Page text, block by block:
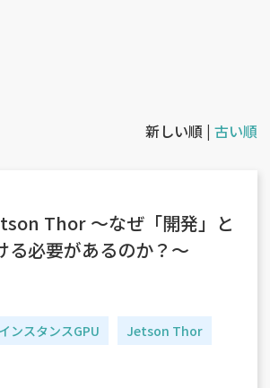
新しい順 | 古い順
Thor ～なぜ「開発」と
る必要があるのか？～
ンスタンスGPU
Jetson Thor